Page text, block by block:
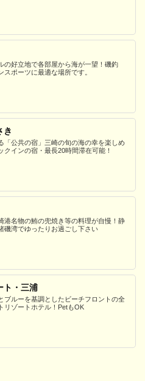
の好立地で各部屋から海が一望！磯釣
スポーツに最適な場所です。
き
「公共の宿」三崎の旬の海の幸を楽しめ
クインの宿・最長20時間滞在可能！
港名物の鮪の兜焼き等の料理が自慢！静
磯湾でゆったりお過ごし下さい
ト・三浦
ブルーを基調としたビーチフロントの全
リゾートホテル！PetもOK